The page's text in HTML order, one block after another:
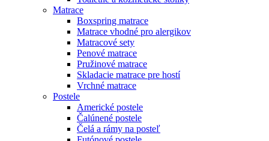
Matrace
Boxspring matrace
Matrace vhodné pro alergikov
Matracové sety
Penové matrace
Pružinové matrace
Skladacie matrace pre hostí
Vrchné matrace
Postele
Americké postele
Čalúnené postele
Čelá a rámy na posteľ